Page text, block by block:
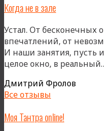
Когда не в зале
Устал. От бесконечных
впечатлений, от
И наши занятия, пусть
целое окно, в
Дмитрий Фролов
Все отзывы
Моя Тантра online!